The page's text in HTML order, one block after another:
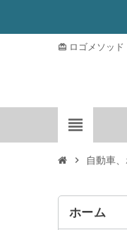
card_giftcard ロゴメソッド
view_headline
chevron_right 自動車
ホーム